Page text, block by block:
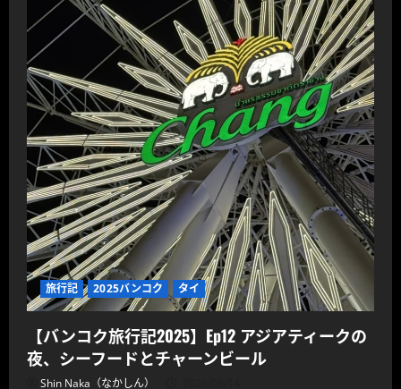
旅行記 2025バンコク タイ
【バンコク旅行記2025】Ep12 アジアティークの
夜、シーフードとチャーンビール
Shin Naka（なかしん）